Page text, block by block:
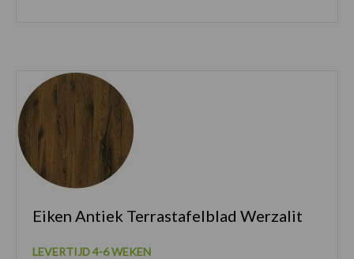
Eiken Antiek Terrastafelblad Werzalit
LEVERTIJD 4-6 WEKEN